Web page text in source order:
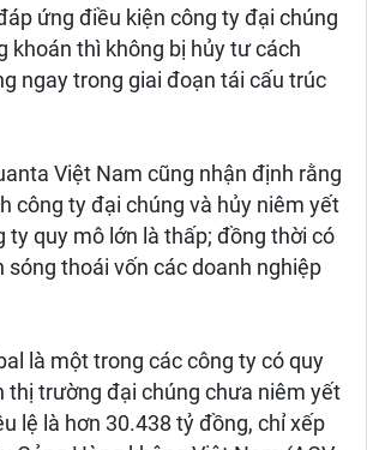
ứng điều kiện công ty đại chúng
khoán thì không bị hủy tư cách
ngay trong giai đoạn tái cấu trúc
Việt Nam cũng nhận định rằng
công ty đại chúng và hủy niêm yết
ty quy mô lớn là thấp; đồng thời có
sóng thoái vốn các doanh nghiệp
là một trong các công ty có quy
thị trường đại chúng chưa niêm yết
lệ là hơn 30.438 tỷ đồng, chỉ xếp